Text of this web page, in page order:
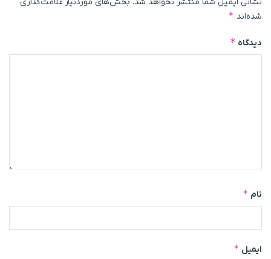
شده‌اند *
دیدگاه *
نام *
ایمیل *